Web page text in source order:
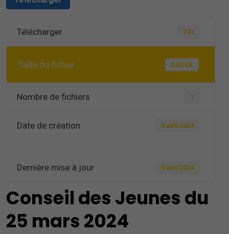
Télécharger 741
Taille du fichier 0.00 KB
Nombre de fichiers 1
Date de création 9 avril 2024
Dernière mise à jour 9 avril 2024
Conseil des Jeunes du
25 mars 2024